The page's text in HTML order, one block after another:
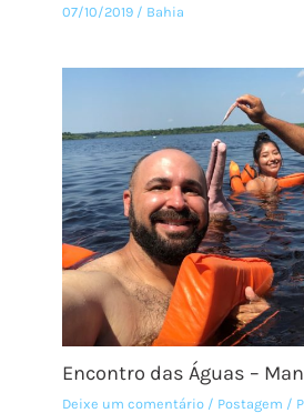
07/10/2019 / Bahia
Encontro das Águas –
Deixe um comentário / Postagem /